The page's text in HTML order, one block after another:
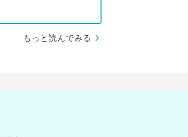
もっと読んでみる